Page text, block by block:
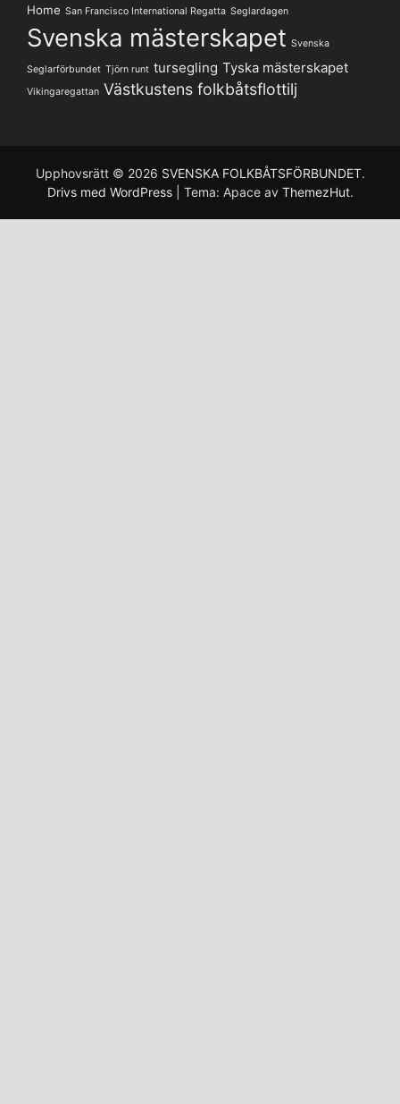
Home San Francisco International Regatta Seglardagen
Svenska mästerskapet Svenska
Seglarförbundet Tjörn runt tursegling Tyska mästerskapet
Vikingaregattan Västkustens folkbåtsflottilj
Upphovsrätt © 2026 SVENSKA FOLKBÅTSFÖRBUNDET.
Drivs med WordPress
Tema: Apace av ThemezHut.